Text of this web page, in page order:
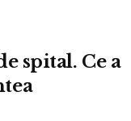
spital. Ce a